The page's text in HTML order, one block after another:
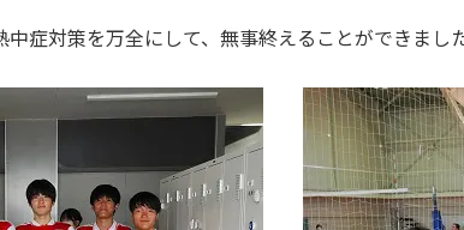
症対策を万全にして、無事終えることができまし